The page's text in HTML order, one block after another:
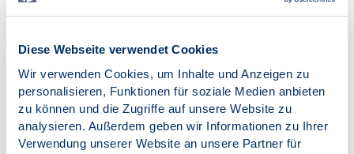
Diese Webseite verwendet Cookies
Wir verwenden Cookies, um Inhalte und Anzeigen zu
personalisieren, Funktionen für soziale Medien anbieten
zu können und die Zugriffe auf unsere Website zu
analysieren. Außerdem geben wir Informationen zu Ihrer
Verwendung unserer Website an unsere Partner für
Eins ist klar: Die Psychologie wird nicht die Welt retten,
egal welche technologischen Innovationen und
wissenschaftliche Erkenntnisse noch auf uns zu kommen.
Ihrem Anklang tut dies keinen Abbruch, denn die
Motivation, Psychologie zu studieren, ergibt sich aus
anderen Quellen. Der Wunsch, Menschen zu verstehen